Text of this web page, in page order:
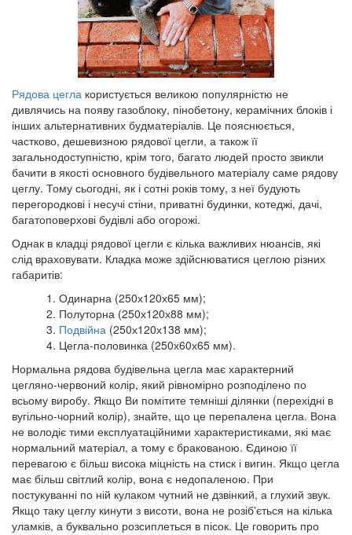
Рядова цегла користується великою популярністю не
дивлячись на появу газоблоку, пінобетону, керамічних блоків і
інших альтернативних будматеріалів. Це пояснюється,
частково, дешевизною рядової цегли, а також її
загальнодоступністю, крім того, багато людей просто звикли
бачити в якості основного будівельного матеріалу саме рядову
цеглу. Тому сьогодні, як і сотні років тому, з неї будують
перегородкові і несучі стіни, приватні будинки, котеджі, дачі,
багатоповерхові будівлі або огорожі.
Однак в кладці рядової цегли є кілька важливих нюансів, які
слід враховувати. Кладка може здійснюватися цеглою різних
габаритів:
Одинарна (250х120х65 мм);
Полуторна (250х120х88 мм);
Подвійна (250х120х138 мм);
Цегла-половинка (250х60х65 мм).
Нормальна рядова будівельна цегла має характерний
цегляно-червоний колір, який рівномірно розподілено по
всьому виробу. Якщо Ви помітите темніші ділянки (перехідні в
вугільно-чорний колір), знайте, що це перепалена цегла. Вона
не володіє тими експлуатаційними характеристиками, які має
нормальний матеріал, а тому є бракованою. Єдиною її
перевагою є більш висока міцність на стиск і вигин. Якщо цегла
має більш світлий колір, вона є недопаленою. При
постукуванні по ній кулаком чутний не дзвінкий, а глухий звук.
Якщо таку цеглу кинути з висоти, вона не розіб'ється на кілька
уламків, а буквально розсиплеться в пісок. Це говорить про